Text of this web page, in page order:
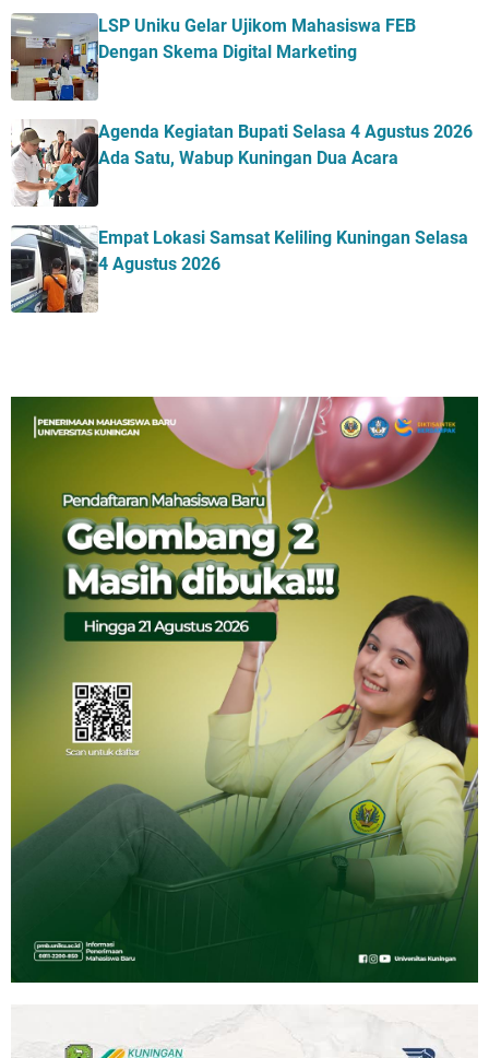
LSP Uniku Gelar Ujikom Mahasiswa FEB
Dengan Skema Digital Marketing
Agenda Kegiatan Bupati Selasa 4 Agustus 2026
Ada Satu, Wabup Kuningan Dua Acara
Empat Lokasi Samsat Keliling Kuningan Selasa
4 Agustus 2026